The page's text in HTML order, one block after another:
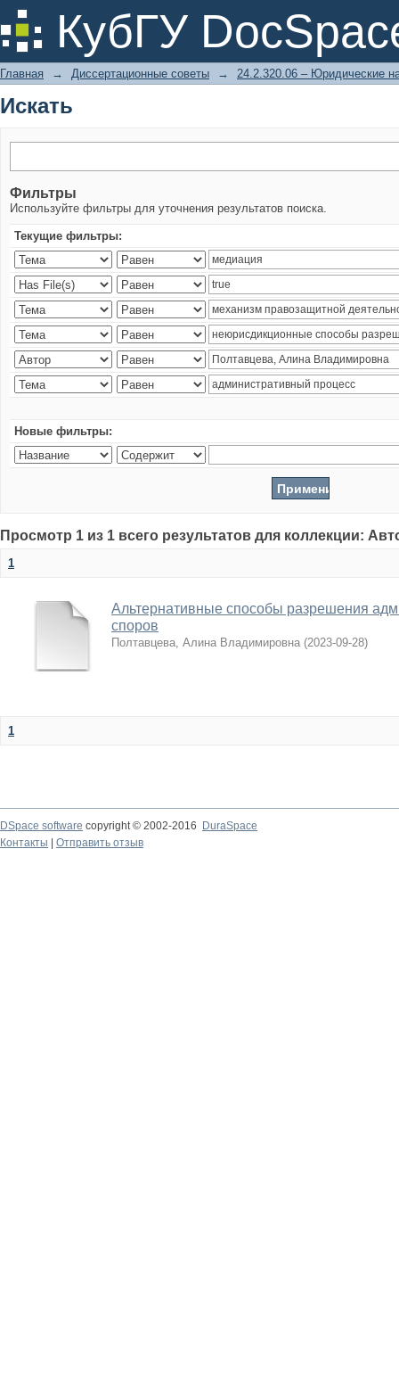
КубГУ
Искать
Главная → Диссертационные советы → 24.2.320.06 – Юридические
Искать
Фильтры
Используйте фильтры для уточнения результатов поиска.
Текущие фильтры:
Новые фильтры:
Просмотр 1 из 1 всего результатов для коллекции:
1
Альтернативные способы разрешения
споров
Полтавцева, Алина Владимировна (2023-09-28)
1
DSpace software copyright © 2002-2016
DuraSpace
Контакты
Отправить отзыв